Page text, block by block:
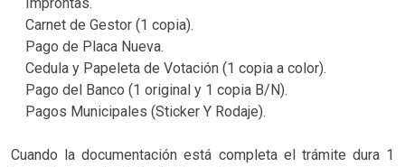
Carnet de Gestor (1 copia).
Pago de Placa Nueva.
Cedula y Papeleta de Votación (1 copia a color).
Pago del Banco (1 original y 1 copia B/N).
Pagos Municipales (Sticker Y Rodaje).
Cuando la documentación está completa el trámite dura 1